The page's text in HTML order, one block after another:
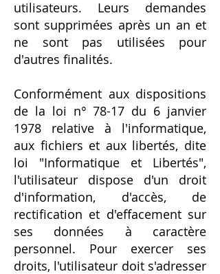
utilisateurs. Leurs demandes
sont supprimées après un an et
ne sont pas utilisées pour
d'autres finalités.
Conformément aux dispositions
de la loi n° 78-17 du 6 janvier
1978 relative à l'informatique,
aux fichiers et aux libertés, dite
loi "Informatique et Libertés",
l'utilisateur dispose d'un droit
d'information, d'accès, de
rectification et d'effacement sur
ses données à caractère
personnel. Pour exercer ses
droits, l'utilisateur doit s'adresser